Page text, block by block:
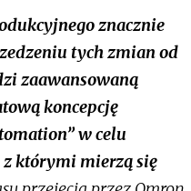
znacznie
tych zmian od
zaawansowaną
koncepcję
w celu
którymi mierzą się